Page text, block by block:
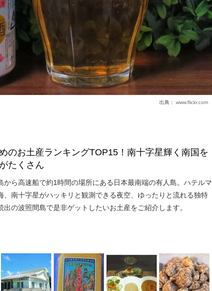
出典： www.flickr.com
のお土産ランキングTOP15！南十字星輝く南国を
たくさん
から高速船で約1時間の場所にある日本最南端の有人島。ハテルマ
、南十字星がハッキリと観測できる夜空、ゆったりと流れる独特
の波照間島で是非ゲットしたいお土産をご紹介します。